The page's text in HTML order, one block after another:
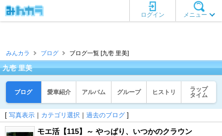
メニュー
ログイン
みんカラ ブログ ブログ一覧 [九壱 里美]
九壱 里美
ブログ 愛車紹介 アルバム グループ ヒストリ
ラップ
タイム
[ 写真表示 ｜ カテゴリ選択 ｜ 過去のブログ ]
モエ活【115】～ やっぱり、いつかのクラウン